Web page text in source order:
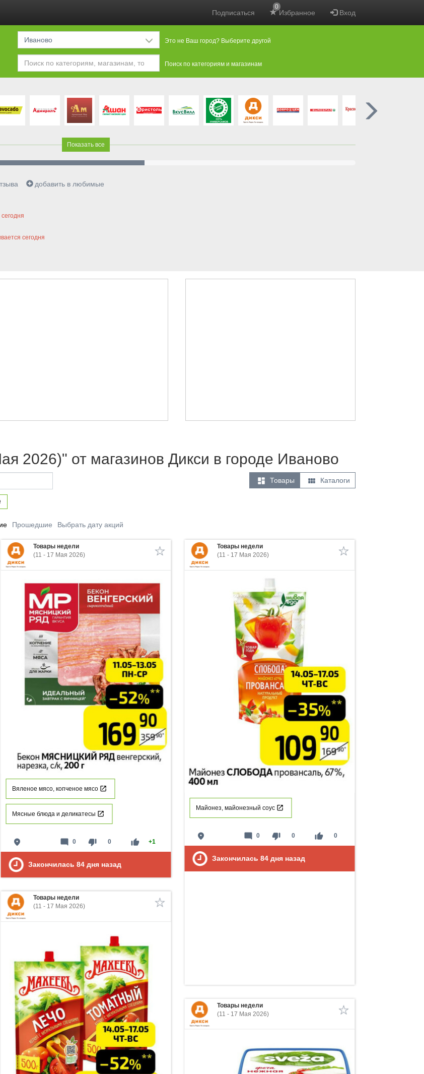
Подписаться Избранное
0
Вход
Иваново Это не Ваш город? Выберите другой
Поиск по категориям и магазинам
Показать все
добавить в любимые
сегодня
2026)" от магазинов Дикси в городе Иваново
 Товары  Каталоги
Прошедшие Выбрать дату акций
Товары недели
(11 - 17 Мая 2026)
Вяленое мясо, копченое мясо
Мясные блюда и деликатесы
place thumb_down 0 thumb_up +1
mode_comment 0
Закончилась 84 дня назад
Товары недели
(11 - 17 Мая 2026)
Майонез, майонезный соус
place thumb_down 0 thumb_up 0
mode_comment 0
Закончилась 84 дня назад
Товары недели
(11 - 17 Мая 2026)
Товары недели
(11 - 17 Мая 2026)